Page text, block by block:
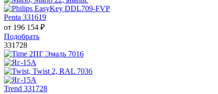
Penta 331619
от 196 154 ₽
Подобрать
331728
Trend 331728